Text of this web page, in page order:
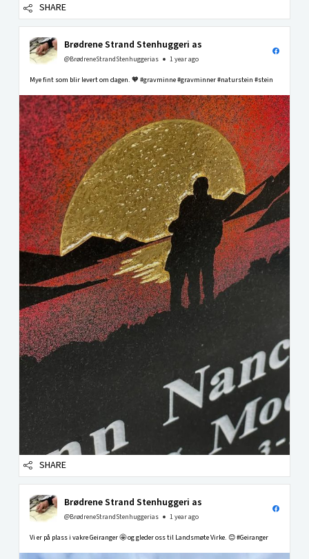
SHARE
Brødrene Strand Stenhuggeri as
@BrødreneStrandStenhuggerias 1 year ago
Mye fint som blir levert om dagen. 🧡 #gravminne #gravminner #naturstein #stein
SHARE
Brødrene Strand Stenhuggeri as
@BrødreneStrandStenhuggerias 1 year ago
Vi er på plass i vakre Geiranger 🤩 og gleder oss til Landsmøte Virke. 😊 #Geiranger